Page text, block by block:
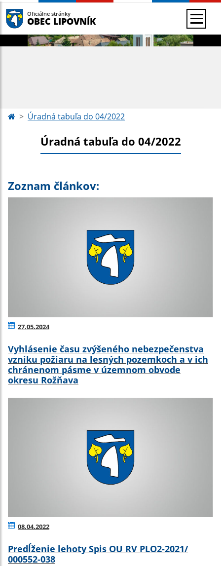
Oficiálne stránky
OBEC LIPOVNÍK
Úradná tabuľa do 04/2022
Úradná tabuľa do 04/2022
Zoznam článkov:
27.05.2024
Vyhlásenie času zvýšeného nebezpečenstva
vzniku požiaru na lesných pozemkoch a v ich
chránenom pásme v územnom obvode
okresu Rožňava
08.04.2022
Predĺženie lehoty Spis OU RV PLO2-2021/
000552-038